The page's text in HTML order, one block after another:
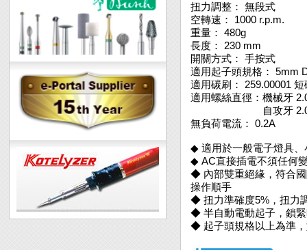
扭力調整： 無段式
空轉速： 1000 r.p.m.
重量： 480g
長度： 230 mm
開關方式： 手按式
適用起子頭規格： 5mm
適用碳刷： 259.00001
適用螺絲直徑：機械牙
自攻牙 2.0 ~
無負荷電流： 0.2A
◆ 適用於一般電子燈具
◆ AC直接插電不須任何
◆ 內部雙重絕緣，符合
操作順手
◆ 扭力準確度5%，扭力
◆ 半自動電動起子，鎖
◆ 起子頭規格以上為準